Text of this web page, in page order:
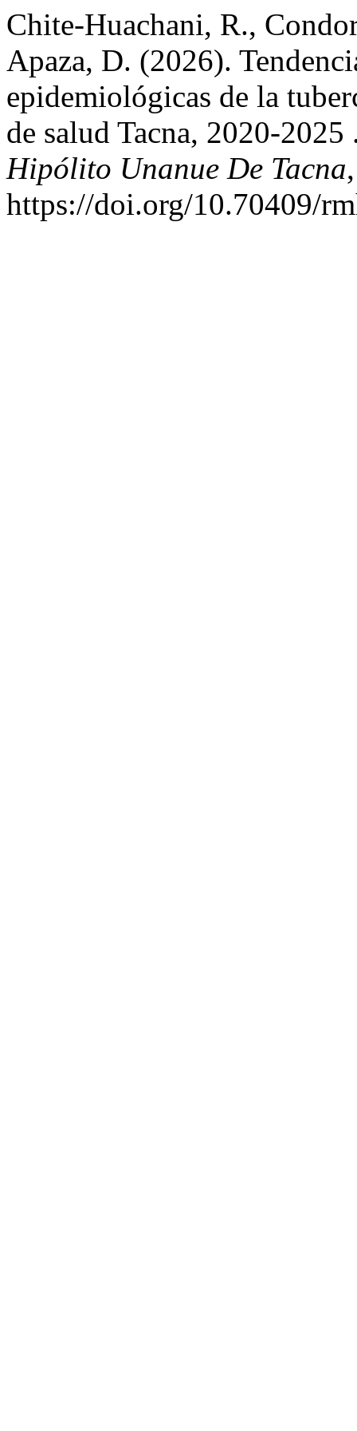
Chite-Huachani, R.,
Apaza, D. (2026).
epidemiológicas de la
de salud Tacna, 2020-
Hipólito Unanue De Tacna
https://doi.org/10.70409/